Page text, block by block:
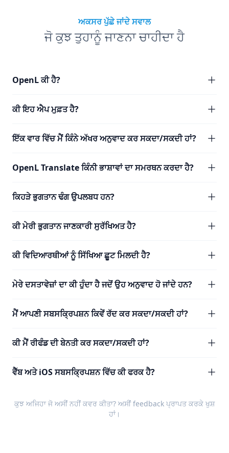
ਅਕਸਰ ਪੁੱਛੇ ਜਾਂਦੇ ਸਵਾਲ
ਜੋ ਕੁਝ ਤੁਹਾਨੂੰ ਜਾਣਨਾ ਚਾਹੀਦਾ ਹੈ
OpenL ਕੀ ਹੈ?
ਕੀ ਇਹ ਐਪ ਮੁਫ਼ਤ ਹੈ?
ਇੱਕ ਵਾਰ ਵਿੱਚ ਮੈਂ ਕਿੰਨੇ ਅੱਖਰ ਅਨੁਵਾਦ ਕਰ ਸਕਦਾ/ਸਕਦੀ ਹਾਂ?
OpenL Translate ਕਿੰਨੀ ਭਾਸ਼ਾਵਾਂ ਦਾ ਸਮਰਥਨ ਕਰਦਾ ਹੈ?
ਕਿਹੜੇ ਭੁਗਤਾਨ ਢੰਗ ਉਪਲਬਧ ਹਨ?
ਕੀ ਮੇਰੀ ਭੁਗਤਾਨ ਜਾਣਕਾਰੀ ਸੁਰੱਖਿਅਤ ਹੈ?
ਕੀ ਵਿਦਿਆਰਥੀਆਂ ਨੂੰ ਸਿੱਖਿਆ ਛੂਟ ਮਿਲਦੀ ਹੈ?
ਮੇਰੇ ਦਸਤਾਵੇਜ਼ਾਂ ਦਾ ਕੀ ਹੁੰਦਾ ਹੈ ਜਦੋਂ ਉਹ ਅਨੁਵਾਦ ਹੋ ਜਾਂਦੇ ਹਨ?
ਮੈਂ ਆਪਣੀ ਸਬਸਕ੍ਰਿਪਸ਼ਨ ਕਿਵੇਂ ਰੱਦ ਕਰ ਸਕਦਾ/ਸਕਦੀ ਹਾਂ?
ਕੀ ਮੈਂ ਰੀਫੰਡ ਦੀ ਬੇਨਤੀ ਕਰ ਸਕਦਾ/ਸਕਦੀ ਹਾਂ?
ਵੈੱਬ ਅਤੇ iOS ਸਬਸਕ੍ਰਿਪਸ਼ਨ ਵਿੱਚ ਕੀ ਫਰਕ ਹੈ?
ਕੁਝ ਅਜਿਹਾ ਜੋ ਅਸੀਂ ਨਹੀਂ ਕਵਰ ਕੀਤਾ? ਅਸੀਂfeedback ਪ੍ਰਾਪਤ ਕਰਕੇ ਖੁਸ਼
ਹਾਂ।